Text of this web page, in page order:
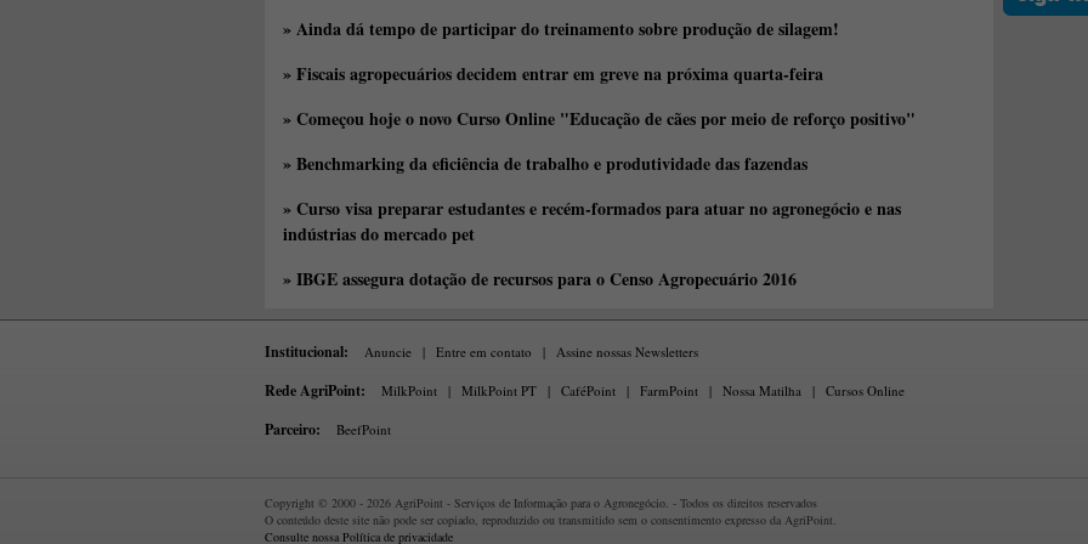
» Ainda dá tempo de participar do treinamento sobre produção de silagem!
» Fiscais agropecuários decidem entrar em greve na próxima quarta-feira
» Começou hoje o novo Curso Online "Educação de cães por meio de reforço positivo"
» Benchmarking da eficiência de trabalho e produtividade das fazendas
» Curso visa preparar estudantes e recém-formados para atuar no agronegócio e nas
indústrias do mercado pet
» IBGE assegura dotação de recursos para o Censo Agropecuário 2016
Institucional: Anuncie | Entre em contato | Assine nossas Newsletters
Rede AgriPoint: MilkPoint | MilkPoint PT | CaféPoint | FarmPoint | Nossa Matilha | Cursos Online
Parceiro: BeefPoint
Copyright © 2000 - 2026 AgriPoint - Serviços de Informação para o Agronegócio. - Todos os direitos reservados
O conteúdo deste site não pode ser copiado, reproduzido ou transmitido sem o consentimento expresso da AgriPoint.
Consulte nossa Política de privacidade